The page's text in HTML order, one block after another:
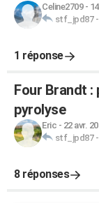
Celine2709-
stf_jpd87-
1 réponse
Four Brandt
pyrolyse
Eric - 22 avr.
stf_jpd87-
8 réponses